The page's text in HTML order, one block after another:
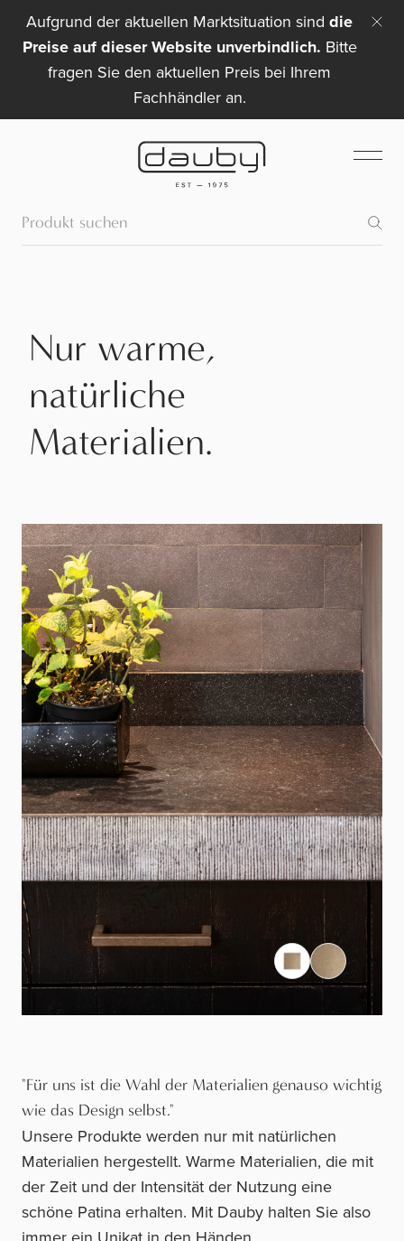
Aufgrund der aktuellen Marktsituation sind die
Preise auf dieser Website unverbindlich. Bitte
fragen Sie den aktuellen Preis bei Ihrem
Fachhändler an.
Nur warme,
natürliche
Materialien.
"Für uns ist die Wahl der Materialien genauso wichtig
wie das Design selbst."
Unsere Produkte werden nur mit natürlichen
Materialien hergestellt. Warme Materialien, die mit
der Zeit und der Intensität der Nutzung eine
schöne Patina erhalten. Mit Dauby halten Sie also